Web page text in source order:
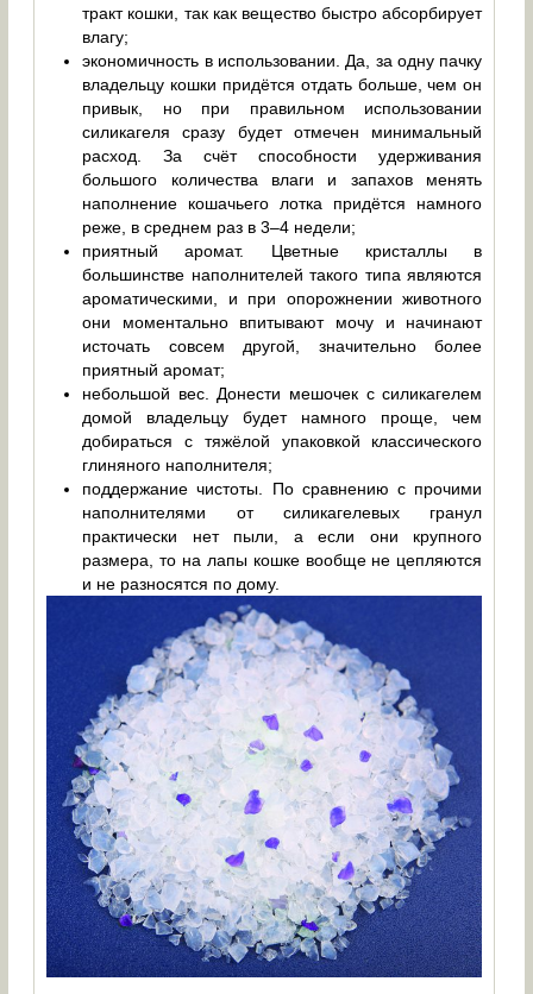
тракт кошки, так как вещество быстро абсорбирует
влагу;
экономичность в использовании. Да, за одну пачку
владельцу кошки придётся отдать больше, чем он
привык, но при правильном использовании
силикагеля сразу будет отмечен минимальный
расход. За счёт способности удерживания
большого количества влаги и запахов менять
наполнение кошачьего лотка придётся намного
реже, в среднем раз в 3–4 недели;
приятный аромат. Цветные кристаллы в
большинстве наполнителей такого типа являются
ароматическими, и при опорожнении животного
они моментально впитывают мочу и начинают
источать совсем другой, значительно более
приятный аромат;
небольшой вес. Донести мешочек с силикагелем
домой владельцу будет намного проще, чем
добираться с тяжёлой упаковкой классического
глиняного наполнителя;
поддержание чистоты. По сравнению с прочими
наполнителями от силикагелевых гранул
практически нет пыли, а если они крупного
размера, то на лапы кошке вообще не цепляются
и не разносятся по дому.